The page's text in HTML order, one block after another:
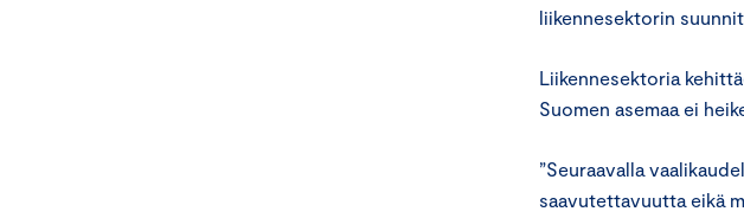
liikennesektorin
Liikennesektoria
Suomen asemaa ei
”Seuraavalla
saavutettavuutta eikä